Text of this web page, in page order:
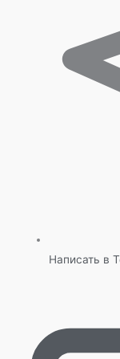
Написать в